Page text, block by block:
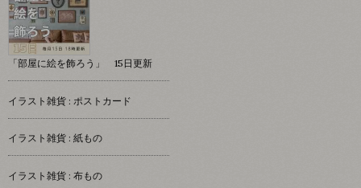
「部屋に絵を飾ろう」 15日更新
イラスト雑貨 : ポストカード
イラスト雑貨 : 紙もの
イラスト雑貨 : 布もの